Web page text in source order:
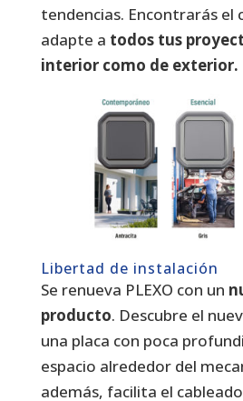
tendencias. Encontrarás el
adapte a todos tus
interior como de exterior.
Libertad de instalación
Se renueva PLEXO con un
producto. Descubre el
una placa con poca
espacio alrededor del
además, facilita el